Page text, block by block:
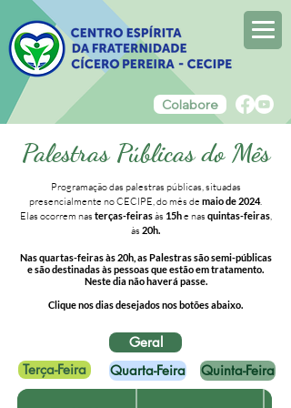
Colabore
Palestras Públicas do Mês
Programação das palestras públicas, situadas
presencialmente no CECIPE, do mês de maio de 2024.
Elas ocorrem nasterças-feirasàs15he nasquintas-feiras,
às20h.
Nas quartas-feiras às 20h, as Palestras são semi-públicas
e são destinadas às pessoas que estão em tratamento.
Neste dia não haverá passe.
Clique nos dias desejados nos botões abaixo.
Geral
Terça-Feira
Quarta-Feira Quinta-Feira